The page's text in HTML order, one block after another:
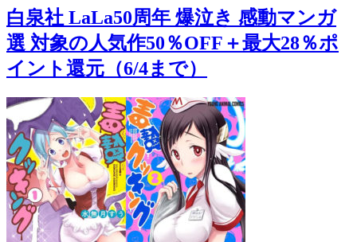
白泉社 LaLa50周年 爆泣き 感動マンガ
選 対象の人気作50％OFF＋最大28％ポ
イント還元（6/4まで）